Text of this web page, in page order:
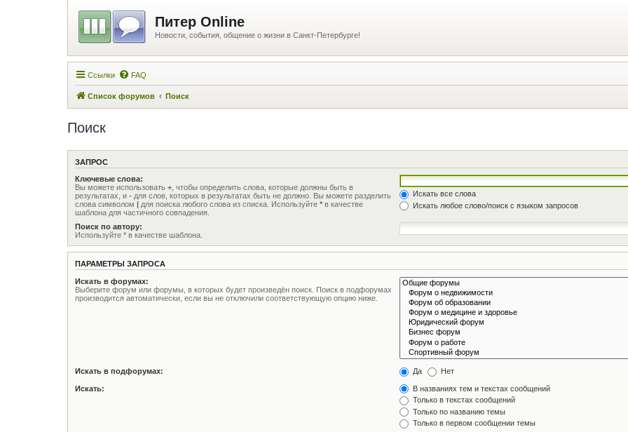
Питер Online
Новости, события, общение о жизни в Санкт-Петербурге!
Ссылки FAQ
Список форумов Поиск
Поиск
ЗАПРОС
Ключевые слова:
Вы можете использовать + , чтобы определить слова, которые должны быть в
результатах, и - для слов, которых в результатах быть не должно. Вы можете разделить
слова символом | для поиска любого слова из списка. Используйте * в качестве
шаблона для частичного совпадения.
Искать все слова
Искать любое слово/поиск с языком запросов
Поиск по автору:
Используйте * в качестве шаблона.
ПАРАМЕТРЫ ЗАПРОСА
Искать в форумах:
Выберите форум или форумы, в которых будет произведён поиск. Поиск в подфорумах
производится автоматически, если вы не отключили соответствующую опцию ниже.
Искать в подфорумах: Да Нет
Искать:
В названиях тем и текстах сообщений
Только в текстах сообщений
Только по названию темы
Только в первом сообщении темы